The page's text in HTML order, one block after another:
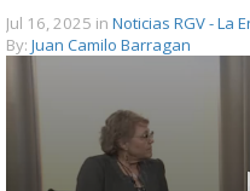
Jul 16, 2025 in Noticias RGV - La
By: Juan Camilo Barragan